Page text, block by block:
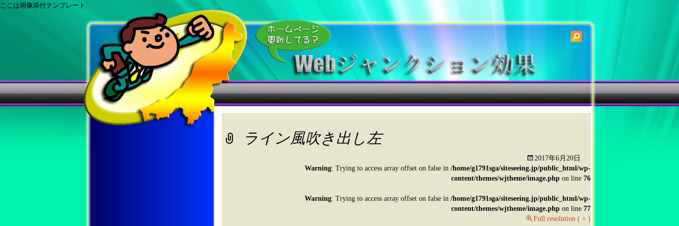
ここは画像添付テンプレート
ン
動
検
索:
ライン風吹き出し左
2017年6月20日
Warning: Trying to access array offset on false in /home/g1791sga/siteseeing.jp/public_html/wp-
content/themes/wjtheme/image.php on line 76
Warning: Trying to access array offset on false in /home/g1791sga/siteseeing.jp/public_html/wp-
content/themes/wjtheme/image.php on line 77
Full resolution ( × )